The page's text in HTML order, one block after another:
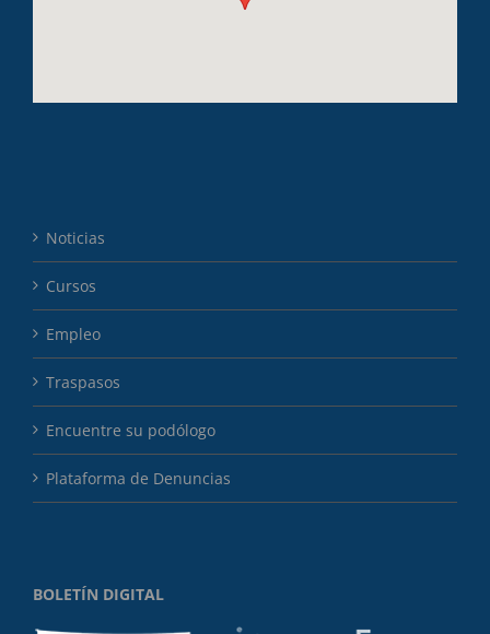
Noticias
Cursos
Empleo
Traspasos
Encuentre su podólogo
Plataforma de Denuncias
BOLETÍN DIGITAL